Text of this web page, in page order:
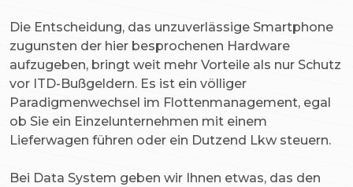
Die Entscheidung, das unzuverlässige Smartphone
zugunsten der hier besprochenen Hardware
aufzugeben, bringt weit mehr Vorteile als nur Schutz
vor ITD-Bußgeldern. Es ist ein völliger
Paradigmenwechsel im Flottenmanagement, egal
ob Sie ein Einzelunternehmen mit einem
Lieferwagen führen oder ein Dutzend Lkw steuern.
Bei Data System geben wir Ihnen etwas, das den